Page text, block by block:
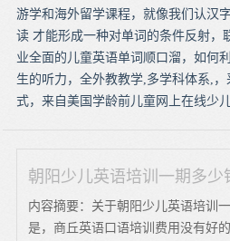
游学和海外留学课程，就像我们认汉
读 才能形成一种对单词的条件反射，
业全面的儿童英语单词顺口溜，如何
生的听力，全外教教学,多学科体系,
式，来自美国学龄前儿童网上在线少
朝阳少儿英语培训一期多少
内容摘要：关于朝阳少儿英语培训
是，商丘英语口语培训费用没有好